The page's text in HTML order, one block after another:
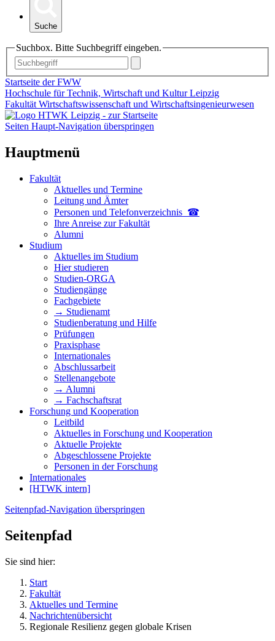
Suche
Suchbox. Bitte Suchbegriff eingeben.
Startseite der FWW
Hochschule für Technik, Wirtschaft und Kultur Leipzig
Fakultät Wirtschaftswissenschaft und Wirtschaftsingenieurwesen
Seiten Haupt-Navigation überspringen
Hauptmenü
Fakultät
Aktuelles und Termine
Leitung und Ämter
Personen und Telefon­verzeichnis ☎
Ihre Anreise zur Fakultät
Alumni
Studium
Aktuelles im Studium
Hier studieren
Studien-ORGA
Studiengänge
Fachgebiete
→ Studienamt
Studienberatung und Hilfe
Prüfungen
Praxisphase
Internationales
Abschlussarbeit
Stellenangebote
→ Alumni
→ Fachschaftsrat
Forschung und Kooperation
Leitbild
Aktuelles in Forschung und Kooperation
Aktuelle Projekte
Abgeschlossene Projekte
Personen in der Forschung
Internationales
[HTWK intern]
Seitenpfad-Navigation überspringen
Seitenpfad
Sie sind hier:
Start
Fakultät
Aktuelles und Termine
Nachrichtenübersicht
Regionale Resilienz gegen globale Krisen